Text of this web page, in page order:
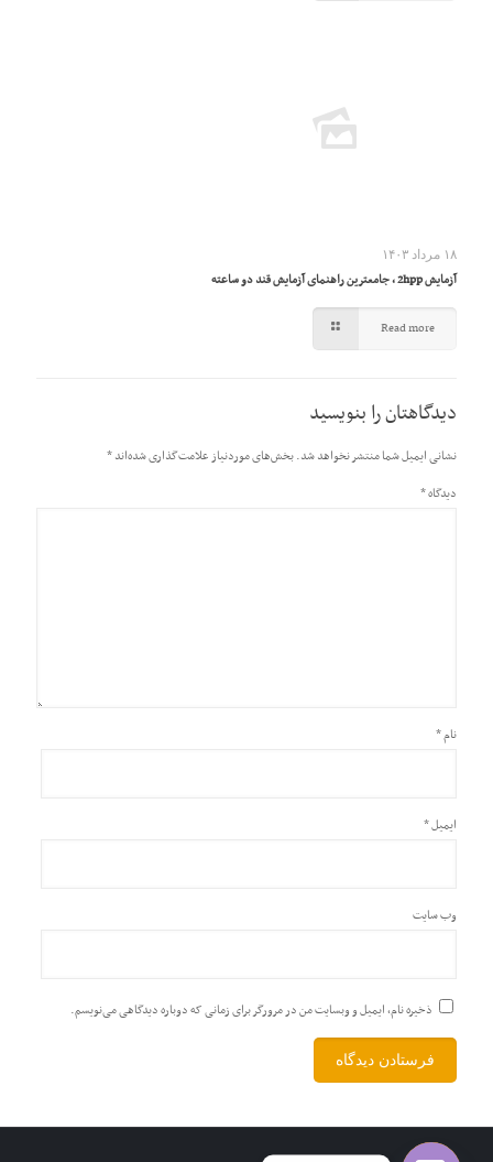
۱۸ مرداد ۱۴۰۳
آزمایش 2hpp ، جامعترین راهنمای آزمایش قند دو ساعته
Read more
دیدگاهتان را بنویسید
نشانی ایمیل شما منتشر نخواهد شد.بخش‌های موردنیاز علامت‌گذاری شده‌اند*
دیدگاه*
نام*
ایمیل*
وب‌ سایت
ذخیره نام، ایمیل و وبسایت من در مرورگر برای زمانی که دوباره دیدگاهی می‌نویسم.